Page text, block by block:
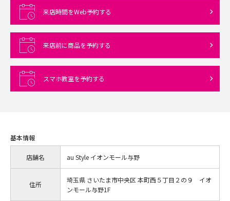
来店時間をWeb予約する
来店前に商品を予約する
スマホ教室を予約する
基本情報
店舗名 au Style イオンモール与野
住所
埼玉県 さいたま市中央区 本町西５丁目２の９ イオ
ンモール与野1F